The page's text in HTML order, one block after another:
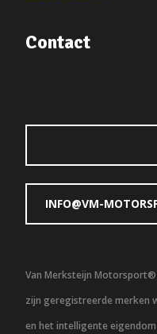
Contact
INFO@VM-
Van Merksteijn
zijn geregistreerde merken
en het intelligente